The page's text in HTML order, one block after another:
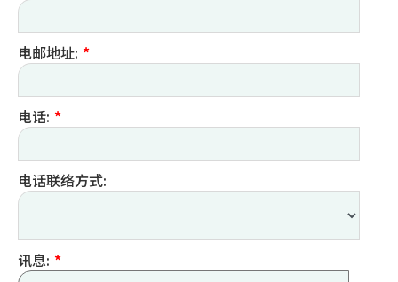
电邮地址: *
电话: *
电话联络方式:
讯息: *